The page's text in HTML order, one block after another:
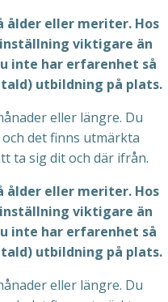
ålder eller meriter. Hos
viktigare än
inte har erfarenhet så
utbildning på plats.
eller längre. Du
det finns utmärkta
ta sig dit och där ifrån.
ålder eller meriter. Hos
viktigare än
inte har erfarenhet så
utbildning på plats.
eller längre. Du